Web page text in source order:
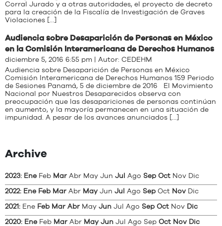
Corral Jurado y a otras autoridades, el proyecto de decreto
para la creación de la Fiscalía de Investigación de Graves
Violaciones […]
Audiencia sobre Desaparición de Personas en México
en la Comisión Interamericana de Derechos Humanos
diciembre 5, 2016 6:55 pm | Autor: CEDEHM
Audiencia sobre Desaparición de Personas en México
Comisión Interamericana de Derechos Humanos 159 Periodo
de Sesiones Panamá, 5 de diciembre de 2016 El Movimiento
Nacional por Nuestros Desaparecidos observa con
preocupación que las desapariciones de personas continúan
en aumento, y la mayoría permanecen en una situación de
impunidad. A pesar de los avances anunciados […]
Archive
2023: Ene Feb Mar Abr May Jun Jul Ago Sep Oct Nov Dic
2022: Ene Feb Mar Abr May Jun Jul Ago Sep Oct Nov Dic
2021: Ene Feb Mar Abr May Jun Jul Ago Sep Oct Nov Dic
2020: Ene Feb Mar Abr May Jun Jul Ago Sep Oct Nov Dic